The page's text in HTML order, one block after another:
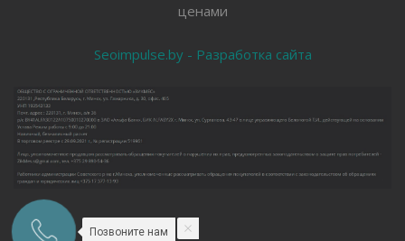
ценами
Seoimpulse.by - Разработка сайта
Позвоните нам